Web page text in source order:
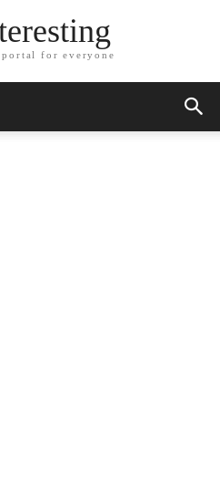
portal for everyone